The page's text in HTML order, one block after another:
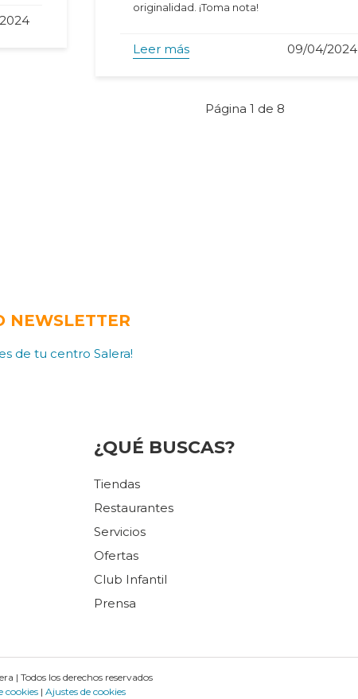
originalidad. ¡Toma nota!
Leer más 09/04/2024
Página 1 de 8
NEWSLETTER
de tu centro Salera!
¿QUÉ BUSCAS?
Tiendas
Restaurantes
Servicios
Ofertas
Club Infantil
Prensa
| Todos los derechos reservados
cookies | Ajustes de cookies